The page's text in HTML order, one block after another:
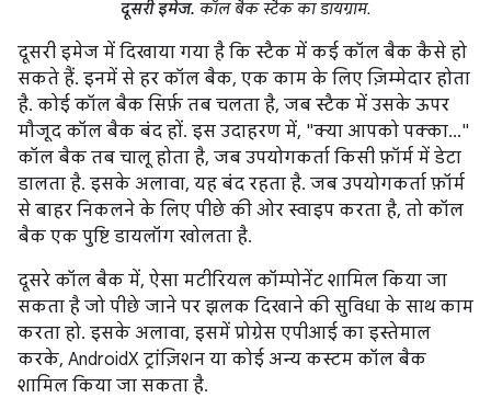
दूसरी इमेज. कॉल बैक स्टैक का डायग्राम.
दूसरी इमेज में दिखाया गया है कि स्टैक में कई कॉल बैक कैसे हो
सकते हैं. इनमें से हर कॉल बैक, एक काम के लिए ज़िम्मेदार होता
है. कोई कॉल बैक सिर्फ़ तब चलता है, जब स्टैक में उसके ऊपर
मौजूद कॉल बैक बंद हों. इस उदाहरण में, "क्या आपको पक्का..."
कॉल बैक तब चालू होता है, जब उपयोगकर्ता किसी फ़ॉर्म में डेटा
डालता है. इसके अलावा, यह बंद रहता है. जब उपयोगकर्ता फ़ॉर्म
से बाहर निकलने के लिए पीछे की ओर स्वाइप करता है, तो कॉल
बैक एक पुष्टि डायलॉग खोलता है.
दूसरे कॉल बैक में, ऐसा मटीरियल कॉम्पोनेंट शामिल किया जा
सकता है जो पीछे जाने पर झलक दिखाने की सुविधा के साथ काम
करता हो. इसके अलावा, इसमें प्रोग्रेस एपीआई का इस्तेमाल
करके, AndroidX ट्रांज़िशन या कोई अन्य कस्टम कॉल बैक
शामिल किया जा सकता है.